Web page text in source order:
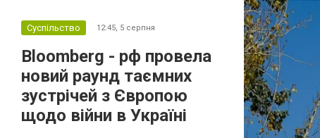
Суспільство 12:45, 5 серпня
Bloomberg - рф провела
новий раунд таємних
зустрічей з Європою
щодо війни в Україні